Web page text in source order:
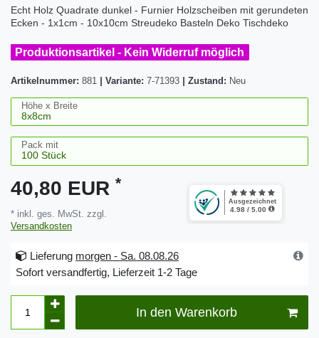
Echt Holz Quadrate dunkel - Furnier Holzscheiben mit gerundeten
Ecken - 1x1cm - 10x10cm Streudeko Basteln Deko Tischdeko
Produktionsartikel - Kein Widerruf möglich
Artikelnummer: 881 Variante: 7-71393 Zustand: Neu
Höhe x Breite
Pack mit
40,80 EUR *
* inkl. ges. MwSt. zzgl.
Versandkosten
Lieferung morgen - Sa. 08.08.26
Sofort versandfertig, Lieferzeit 1-2 Tage
In den Warenkorb